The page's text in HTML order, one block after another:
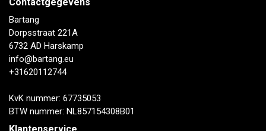
Bartang
Dorpsstraat 221A
6732 AD Harskamp
info@bartang.eu
+31620112744
KvK nummer: 67735053
BTW nummer: NL857154308B01